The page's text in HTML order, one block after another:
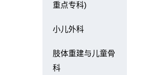
重点专科)
小儿外科
肢体重建与儿童骨
科